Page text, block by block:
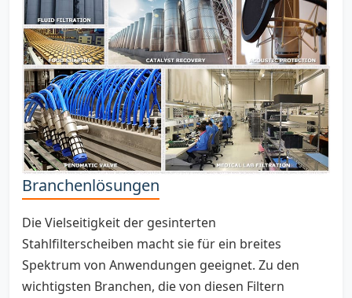
Branchenlösungen
Die Vielseitigkeit der gesinterten
Stahlfilterscheiben macht sie für ein breites
Spektrum von Anwendungen geeignet. Zu den
wichtigsten Branchen, die von diesen Filtern